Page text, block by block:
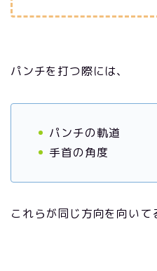
パンチを打つ際には、
パンチの軌道
手首の角度
これらが同じ方向を向いて